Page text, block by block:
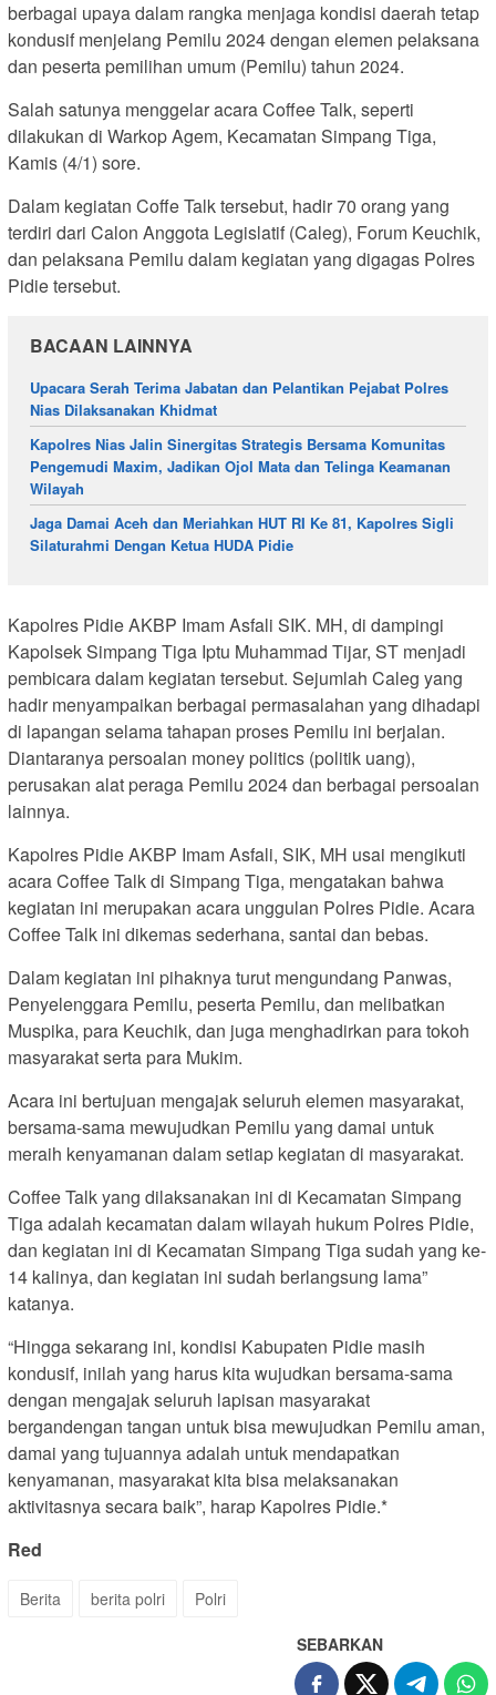
berbagai upaya dalam rangka menjaga kondisi daerah tetap
kondusif menjelang Pemilu 2024 dengan elemen pelaksana
dan peserta pemilihan umum (Pemilu) tahun 2024.
Salah satunya menggelar acara Coffee Talk, seperti
dilakukan di Warkop Agem, Kecamatan Simpang Tiga,
Kamis (4/1) sore.
Dalam kegiatan Coffe Talk tersebut, hadir 70 orang yang
terdiri dari Calon Anggota Legislatif (Caleg), Forum Keuchik,
dan pelaksana Pemilu dalam kegiatan yang digagas Polres
Pidie tersebut.
BACAAN LAINNYA
Upacara Serah Terima Jabatan dan Pelantikan Pejabat Polres
Nias Dilaksanakan Khidmat
Kapolres Nias Jalin Sinergitas Strategis Bersama Komunitas
Pengemudi Maxim, Jadikan Ojol Mata dan Telinga Keamanan
Wilayah
Jaga Damai Aceh dan Meriahkan HUT RI Ke 81, Kapolres Sigli
Silaturahmi Dengan Ketua HUDA Pidie
Kapolres Pidie AKBP Imam Asfali SIK. MH, di dampingi
Kapolsek Simpang Tiga Iptu Muhammad Tijar, ST menjadi
pembicara dalam kegiatan tersebut. Sejumlah Caleg yang
hadir menyampaikan berbagai permasalahan yang dihadapi
di lapangan selama tahapan proses Pemilu ini berjalan.
Diantaranya persoalan money politics (politik uang),
perusakan alat peraga Pemilu 2024 dan berbagai persoalan
lainnya.
Kapolres Pidie AKBP Imam Asfali, SIK, MH usai mengikuti
acara Coffee Talk di Simpang Tiga, mengatakan bahwa
kegiatan ini merupakan acara unggulan Polres Pidie. Acara
Coffee Talk ini dikemas sederhana, santai dan bebas.
Dalam kegiatan ini pihaknya turut mengundang Panwas,
Penyelenggara Pemilu, peserta Pemilu, dan melibatkan
Muspika, para Keuchik, dan juga menghadirkan para tokoh
masyarakat serta para Mukim.
Acara ini bertujuan mengajak seluruh elemen masyarakat,
bersama-sama mewujudkan Pemilu yang damai untuk
meraih kenyamanan dalam setiap kegiatan di masyarakat.
Coffee Talk yang dilaksanakan ini di Kecamatan Simpang
Tiga adalah kecamatan dalam wilayah hukum Polres Pidie,
dan kegiatan ini di Kecamatan Simpang Tiga sudah yang ke-
14 kalinya, dan kegiatan ini sudah berlangsung lama”
katanya.
“Hingga sekarang ini, kondisi Kabupaten Pidie masih
kondusif, inilah yang harus kita wujudkan bersama-sama
dengan mengajak seluruh lapisan masyarakat
bergandengan tangan untuk bisa mewujudkan Pemilu aman,
damai yang tujuannya adalah untuk mendapatkan
kenyamanan, masyarakat kita bisa melaksanakan
aktivitasnya secara baik”, harap Kapolres Pidie.*
Red
Berita berita polri Polri
SEBARKAN